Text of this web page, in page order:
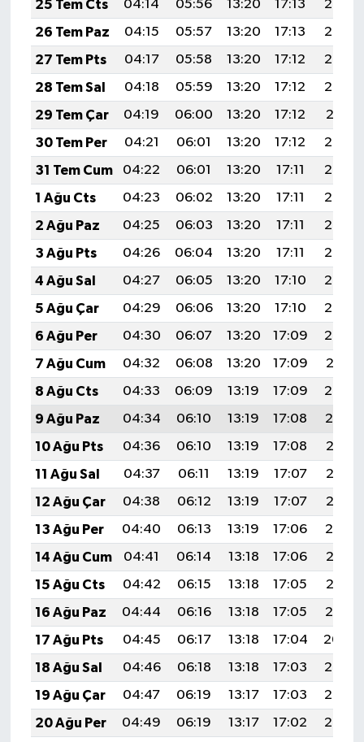
25 Tem Cts
04:14 05:56 13:20 17:13
20:34
26 Tem Paz
04:15 05:57 13:20 17:13
20:33
27 Tem Pts
04:17 05:58 13:20 17:12
20:33
28 Tem Sal
04:18 05:59 13:20 17:12
20:32
29 Tem Çar
04:19 06:00 13:20 17:12
20:31
30 Tem Per
04:21 06:01 13:20 17:12
20:30
31 Tem Cum
04:22 06:01 13:20 17:11
20:29
1 Ağu Cts
04:23 06:02 13:20 17:11
20:28
2 Ağu Paz
04:25 06:03 13:20 17:11
20:27
3 Ağu Pts
04:26 06:04 13:20 17:11
20:26
4 Ağu Sal
04:27 06:05 13:20 17:10
20:25
5 Ağu Çar
04:29 06:06 13:20 17:10
20:24
6 Ağu Per
04:30 06:07 13:20 17:09
20:23
7 Ağu Cum
04:32 06:08 13:20 17:09
20:21
8 Ağu Cts
04:33 06:09 13:19 17:09
20:20
9 Ağu Paz
04:34 06:10 13:19 17:08
20:19
10 Ağu Pts
04:36 06:10 13:19 17:08
20:18
11 Ağu Sal
04:37 06:11 13:19 17:07
20:17
12 Ağu Çar
04:38 06:12 13:19 17:07
20:15
13 Ağu Per
04:40 06:13 13:19 17:06
20:14
14 Ağu Cum
04:41 06:14 13:18 17:06
20:13
15 Ağu Cts
04:42 06:15 13:18 17:05
20:12
16 Ağu Paz
04:44 06:16 13:18 17:05
20:10
17 Ağu Pts
04:45 06:17 13:18 17:04
20:09
18 Ağu Sal
04:46 06:18 13:18 17:03
20:08
19 Ağu Çar
04:47 06:19 13:17 17:03
20:06
20 Ağu Per
04:49 06:19 13:17 17:02
20:05